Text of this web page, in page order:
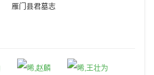
雁门县君墓志